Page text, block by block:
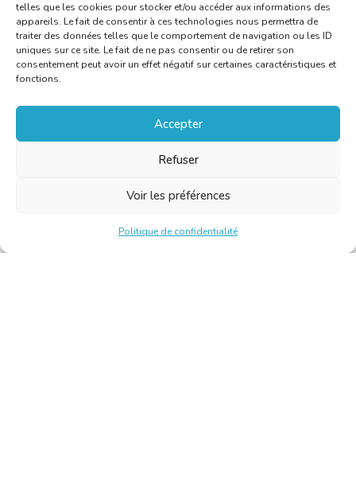
telles que les cookies pour stocker et/ou accéder aux informations des
appareils. Le fait de consentir à ces technologies nous permettra de
traiter des données telles que le comportement de navigation ou les ID
uniques sur ce site. Le fait de ne pas consentir ou de retirer son
consentement peut avoir un effet négatif sur certaines caractéristiques et
fonctions.
Accepter
Refuser
Voir les préférences
Politique de confidentialité